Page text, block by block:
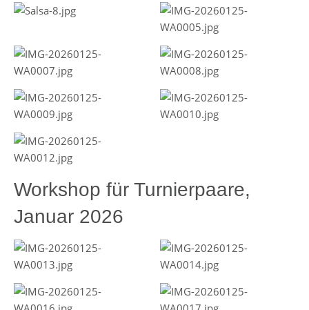
Workshop für Turnierpaare,
Januar 2026